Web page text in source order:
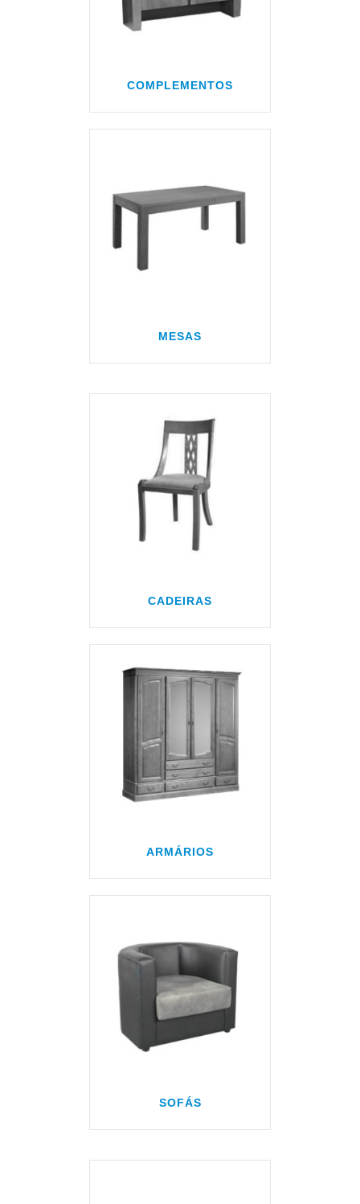
COMPLEMENTOS
MESAS
CADEIRAS
ARMÁRIOS
SOFÁS